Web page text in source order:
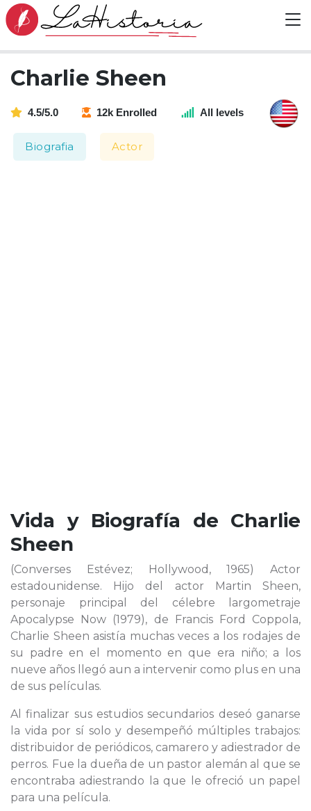
Charlie Sheen
4.5/5.0 12k Enrolled All levels
Biografia Actor
Vida y Biografía de Charlie
Sheen
(Converses Estévez; Hollywood, 1965) Actor
estadounidense. Hijo del actor Martin Sheen,
personaje principal del célebre largometraje
Apocalypse Now (1979), de Francis Ford Coppola,
Charlie Sheen asistía muchas veces a los rodajes de
su padre en el momento en que era niño; a los
nueve años llegó aun a intervenir como plus en una
de sus películas.
Al finalizar sus estudios secundarios deseó ganarse
la vida por sí solo y desempeñó múltiples trabajos:
distribuidor de periódicos, camarero y adiestrador de
perros. Fue la dueña de un pastor alemán al que se
encontraba adiestrando la que le ofreció un papel
para una película.